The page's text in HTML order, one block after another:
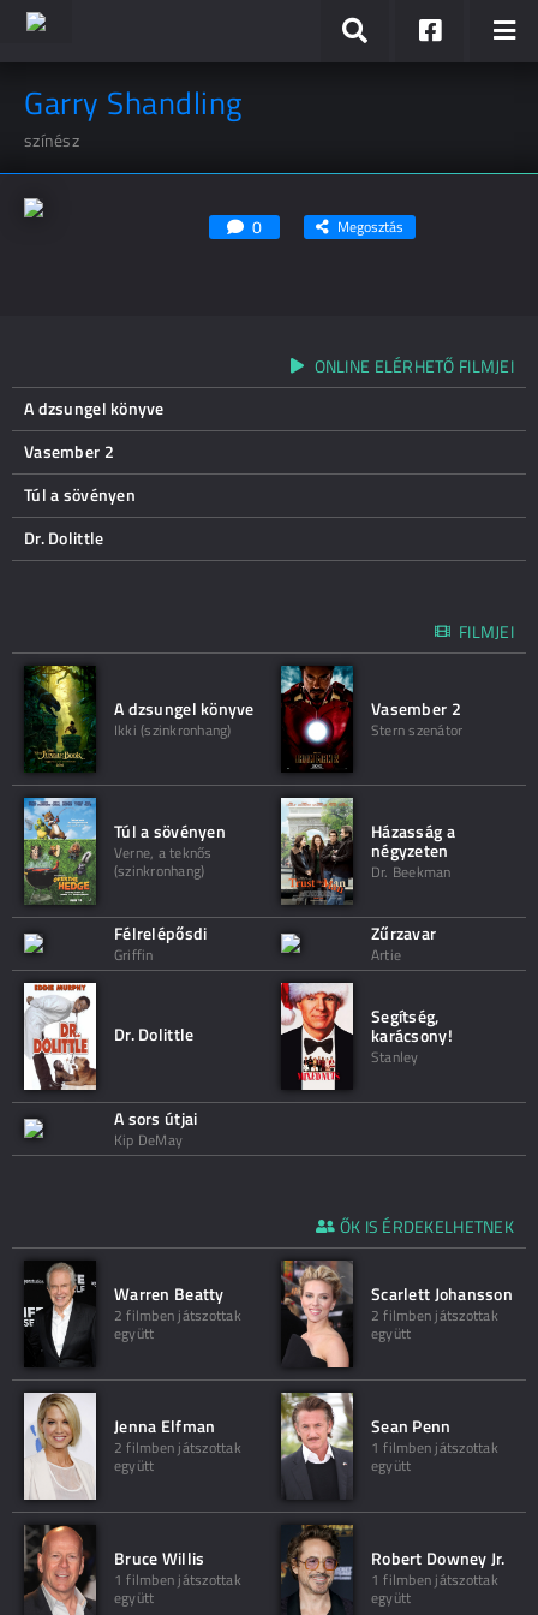
Garry Shandling
színész
0 Megosztás
ONLINE ELÉRHETŐ FILMJEI
A dzsungel könyve
Vasember 2
Túl a sövényen
Dr. Dolittle
FILMJEI
A dzsungel könyve
Ikki (szinkronhang)
Vasember 2
Stern szenátor
Túl a sövényen
Verne, a teknős
(szinkronhang)
Házasság a
négyzeten
Dr. Beekman
Félrelépősdi
Griffin
Zűrzavar
Artie
Dr. Dolittle
Segítség,
karácsony!
Stanley
A sors útjai
Kip DeMay
ŐK IS ÉRDEKELHETNEK
Warren Beatty
2 filmben játszottak
együtt
Scarlett Johansson
2 filmben játszottak
együtt
Jenna Elfman
2 filmben játszottak
együtt
Sean Penn
1 filmben játszottak
együtt
Bruce Willis
1 filmben játszottak
együtt
Robert Downey Jr.
1 filmben játszottak
együtt